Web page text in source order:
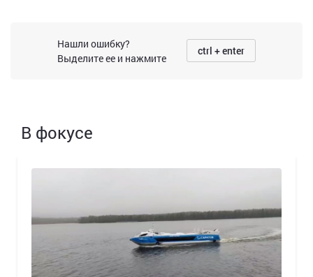
Нашли ошибку?
Выделите ее и нажмите
ctrl + enter
В фокусе